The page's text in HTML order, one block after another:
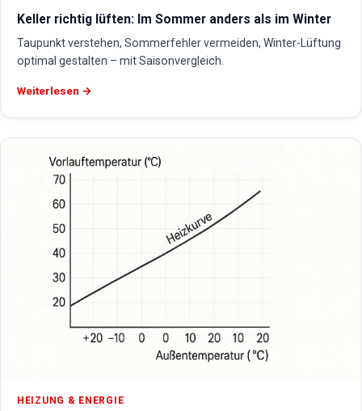
Keller richtig lüften: Im Sommer anders als im Winter
Taupunkt verstehen, Sommerfehler vermeiden, Winter-Lüftung
optimal gestalten – mit Saisonvergleich.
Weiterlesen →
HEIZUNG & ENERGIE